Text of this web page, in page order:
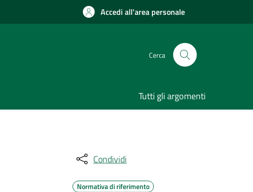
Accedi all'area personale
Cerca
Tutti gli argomenti
Condividi
Normativa di riferimento